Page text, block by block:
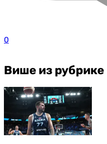
0
Више из рубрике